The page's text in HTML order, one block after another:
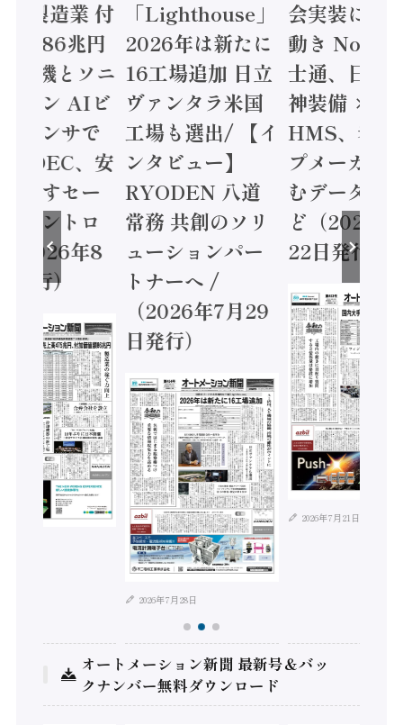
年製造業 付
額86兆円
電機とソニ
コン AIビ
センサで
/ IDEC、安
かすセー
コントロ
2026年8
発行）
「Lighthouse」
2026年は新たに
16工場追加 日立
ヴァンタラ米国
工場も選出/ 【イ
ンタビュー】
RYODEN 八道
常務 共創のソリ
ューションパー
トナーへ /
（2026年7月29
日発行）
2026年7月28日
会実装に活
動き
士通、日立
神装備 ×
HMS、老舗
プメーカー
むデータ活
ど（2026年
22日発行）
2026年7月21日
オートメーション新聞 最新号＆バッ
クナンバー無料ダウンロード